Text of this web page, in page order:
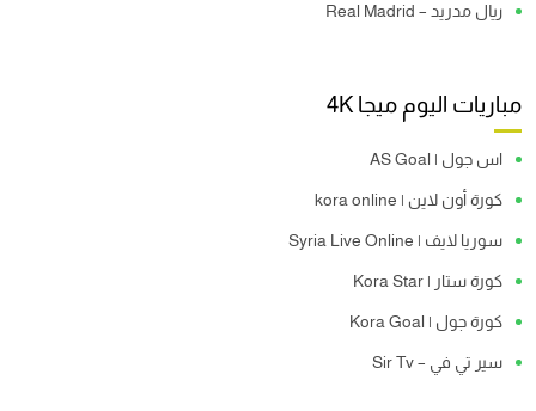
ريال مدريد – Real Madrid
مباريات اليوم ميجا 4K
اس جول | AS Goal
كورة أون لاين | kora online
سوريا لايف | Syria Live Online
كورة ستار | Kora Star
كورة جول | Kora Goal
سير تي في – Sir Tv